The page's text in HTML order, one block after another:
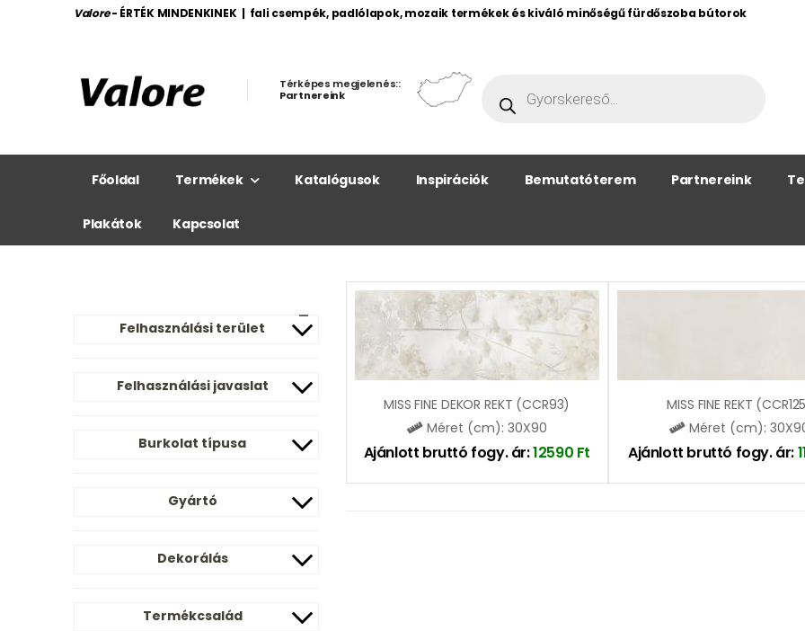
Valore - ÉRTÉK MINDENKINEK | fali csempék, padlólapok, mozaik termékek és kiváló minőségű fürdőszoba bútorok
Térképes megjelenés::
Partnereink
Főoldal Termékek Katalógusok Inspirációk Bemutatóterem Partnereink
Plakátok Kapcsolat
Felhasználási terület
Felhasználási javaslat
Burkolat típusa
Gyártó
Dekorálás
Termékcsalád
MISS FINE DEKOR REKT (CCR93)
Méret (cm): 30X90
Ajánlott bruttó fogy. ár:12590 Ft
MISS FINE REKT
Méret (cm):
Ajánlott bruttó fogy. ár: